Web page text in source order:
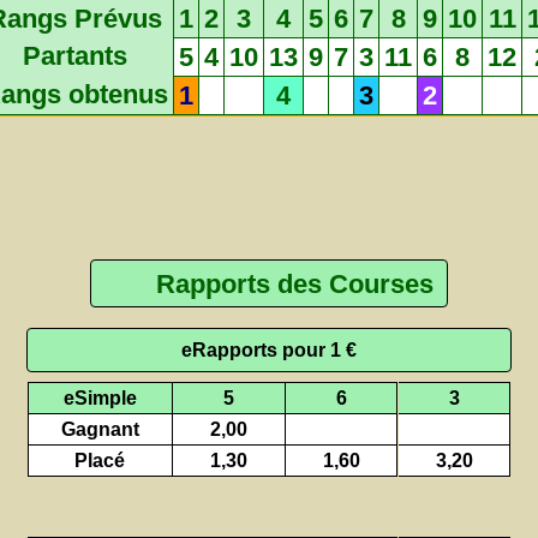
Prévus 1 2 3 4 5 6 7 8 9 10 11
Partants
5 4 10 13 9 7 3 11 6 8 12
obtenus 1 4 3 2
Rapports des Courses
eRapports pour 1 €
eSimple 5 6
3
Gagnant
2,00
Placé
1,30 1,60 3,20